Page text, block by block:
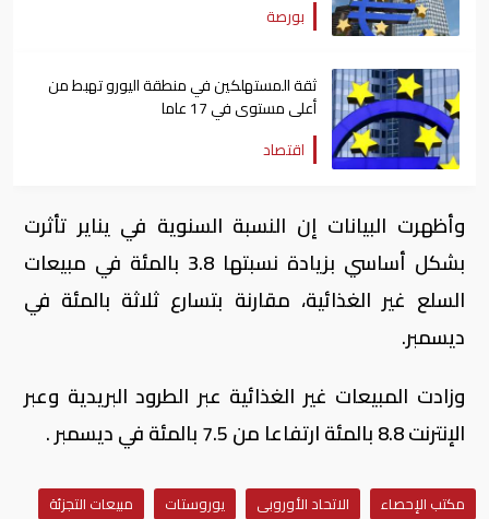
بورصة
ثقة المستهلكين في منطقة اليورو تهبط من
أعلى مستوى في 17 عاما
اقتصاد
وأظهرت البيانات إن النسبة السنوية في يناير تأثرت
بشكل أساسي بزيادة نسبتها 3.8 بالمئة في مبيعات
السلع غير الغذائية، مقارنة بتسارع ثلاثة بالمئة في
ديسمبر.
وزادت المبيعات غير الغذائية عبر الطرود البريدية وعبر
الإنترنت 8.8 بالمئة ارتفاعا من 7.5 بالمئة في ديسمبر .
مكتب الإحصاء الاتحاد الأوروبى يوروستات
مبيعات التجزئة